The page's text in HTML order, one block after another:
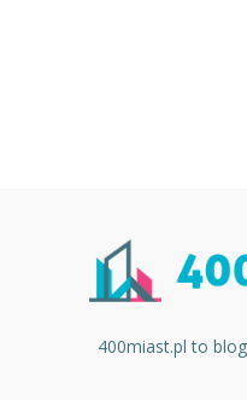
400miast.pl to